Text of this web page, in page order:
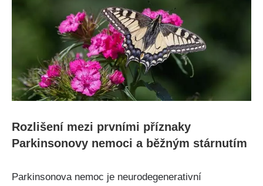
Rozlišení mezi prvními příznaky
Parkinsonovy nemoci a běžným stárnutím
Parkinsonova nemoc je neurodegenerativní